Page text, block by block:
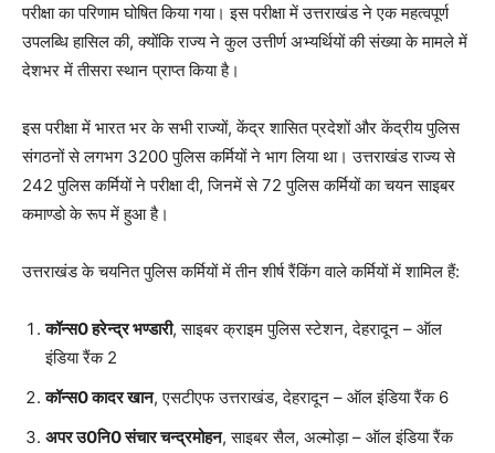
परीक्षा का परिणाम घोषित किया गया। इस परीक्षा में उत्तराखंड ने एक महत्वपूर्ण
उपलब्धि हासिल की, क्योंकि राज्य ने कुल उत्तीर्ण अभ्यर्थियों की संख्या के मामले में
देशभर में तीसरा स्थान प्राप्त किया है।
इस परीक्षा में भारत भर के सभी राज्यों, केंद्र शासित प्रदेशों और केंद्रीय पुलिस
संगठनों से लगभग 3200 पुलिस कर्मियों ने भाग लिया था। उत्तराखंड राज्य से
242 पुलिस कर्मियों ने परीक्षा दी, जिनमें से 72 पुलिस कर्मियों का चयन साइबर
कमाण्डो के रूप में हुआ है।
उत्तराखंड के चयनित पुलिस कर्मियों में तीन शीर्ष रैंकिंग वाले कर्मियों में शामिल हैं:
कॉन्स0 हरेन्द्र भण्डारी, साइबर क्राइम पुलिस स्टेशन, देहरादून – ऑल
इंडिया रैंक 2
कॉन्स0 कादर खान, एसटीएफ उत्तराखंड, देहरादून – ऑल इंडिया रैंक 6
अपर उ0नि0 संचार चन्द्रमोहन, साइबर सैल, अल्मोड़ा – ऑल इंडिया रैंक